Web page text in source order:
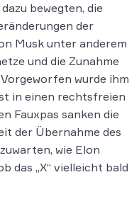
bewegten, die
der
Musk unter anderem
und die Zunahme
wurde ihm
in einen rechtsfreien
Fauxpas sanken die
der Übernahme des
wie Elon
das „X“ vielleicht bald